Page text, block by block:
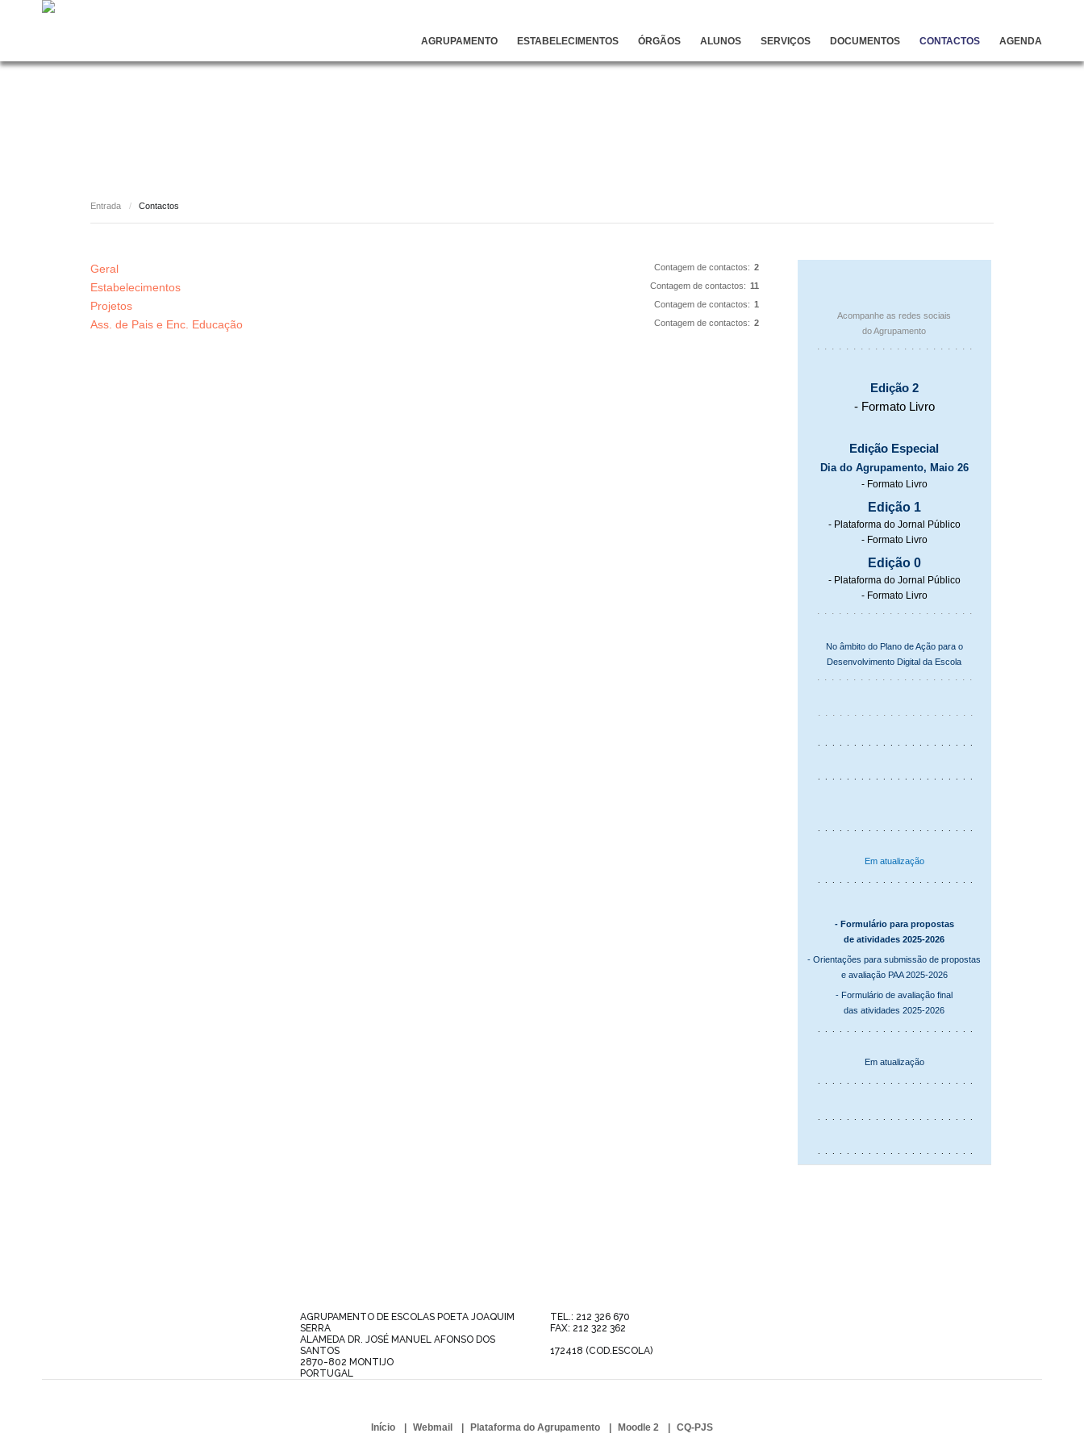
AGRUPAMENTO ESTABELECIMENTOS ÓRGÃOS ALUNOS SERVIÇOS DOCUMENTOS CONTACTOS AGENDA
Entrada / Contactos
Geral Contagem de contactos: 2
Estabelecimentos Contagem de contactos: 11
Projetos Contagem de contactos: 1
Ass. de Pais e Enc. Educação Contagem de contactos: 2
Acompanhe as redes sociais
do Agrupamento
. . . . . . . . . . . . . . . . . . . . . .
Edição 2
- Formato Livro
Edição Especial
Dia do Agrupamento, Maio 26
- Formato Livro
Edição 1
- Plataforma do Jornal Público
- Formato Livro
Edição 0
- Plataforma do Jornal Público
- Formato Livro
. . . . . . . . . . . . . . . . . . . . . .
No âmbito do Plano de Ação para o
Desenvolvimento Digital da Escola
. . . . . . . . . . . . . . . . . . . . . .
. . . . . . . . . . . . . . . . . . . . . .
. . . . . . . . . . . . . . . . . . . . . .
. . . . . . . . . . . . . . . . . . . . . .
. . . . . . . . . . . . . . . . . . . . . .
Em atualização
. . . . . . . . . . . . . . . . . . . . . .
- Formulário para propostas
de atividades 2025-2026
- Orientações para submissão de propostas
e avaliação PAA 2025-2026
- Formulário de avaliação final
das atividades 2025-2026
. . . . . . . . . . . . . . . . . . . . . .
Em atualização
. . . . . . . . . . . . . . . . . . . . . .
. . . . . . . . . . . . . . . . . . . . . .
. . . . . . . . . . . . . . . . . . . . . .
AGRUPAMENTO DE ESCOLAS POETA JOAQUIM
SERRA
ALAMEDA DR. JOSÉ MANUEL AFONSO DOS
SANTOS
2870-802 MONTIJO
PORTUGAL
TEL.: 212 326 670
FAX: 212 322 362
172418 (COD.ESCOLA)
Início Webmail Plataforma do Agrupamento Moodle 2 CQ-PJS